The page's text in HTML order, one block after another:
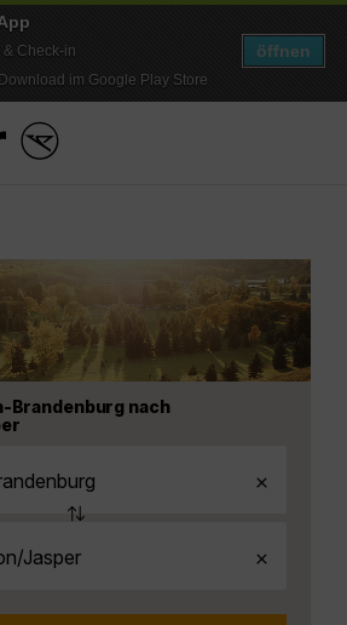
& Check-in
im Google Play Store
öffnen
Brandenburg nach